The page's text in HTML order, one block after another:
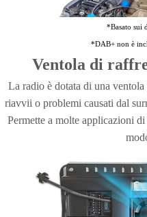
*Basato sui
Ventola di
La radio è dotata di una
riavvii o problemi causati dal